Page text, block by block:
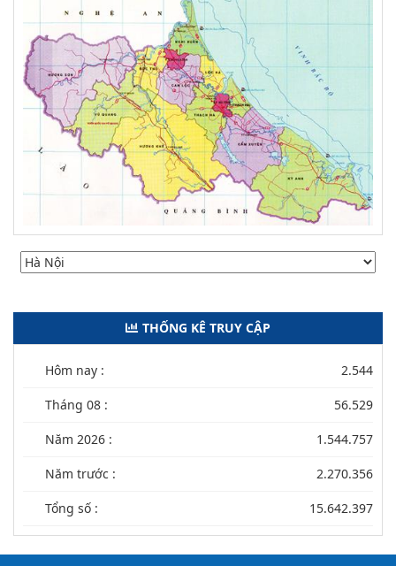
THỐNG KÊ TRUY CẬP
Hôm nay : 2.544
Tháng 08 : 56.529
Năm 2026 : 1.544.757
Năm trước : 2.270.356
Tổng số : 15.642.397